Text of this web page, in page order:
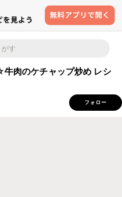
肉のケチャップ炒め レシ
フォロー